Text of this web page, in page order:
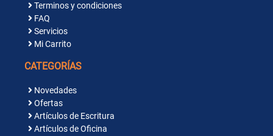
Terminos y condiciones
FAQ
Servicios
Mi Carrito
CATEGORÍAS
Novedades
Ofertas
Artículos de Escritura
Artículos de Oficina